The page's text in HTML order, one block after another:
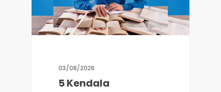
03/08/2026
5 Kendala